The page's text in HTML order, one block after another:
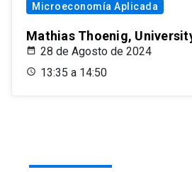
Microeconomía Aplicada
Mathias Thoenig,
28 de Agosto de 2024
13:35 a 14:50